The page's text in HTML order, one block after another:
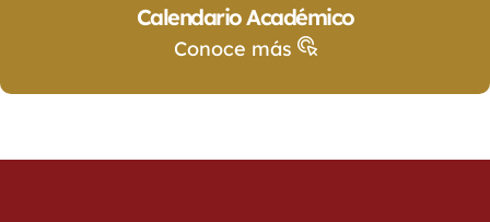
Calendario Académico
Conoce más